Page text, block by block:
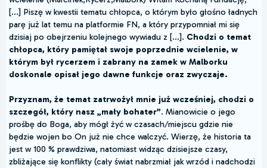
[...] Piszę w kwestii tematu chłopca, o którym było głośno ładnych
parę już lat temu na platformie FN, a który przypomniał mi się
dzisiaj po obejrzeniu kolejnego wywiadu z [...]. Chodzi o temat
chłopca, który pamiętał swoje poprzednie wcielenie, w
którym był rycerzem i zabrany na zamek w Malborku
doskonale opisał jego dawne funkcje oraz zwyczaje.
Przyznam, że temat zatrwożył mnie już wcześniej, chodzi o
szczegół, który nasz „mały bohater”. Mianowicie o jego
prośbę do Boga, aby mógł żyć w czasach/miejscu gdzie nie
będzie wojen bo On już nie chce walczyć. Wierzę, że historia ta
jest w 100 % prawdziwa, natomiast widząc dzisiejsze czasy,
zbliżające się konflikty (cały świat nabrzmiał jak wrzód i nadchodzi